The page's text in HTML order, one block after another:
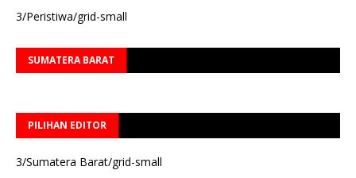
3/Peristiwa/grid-small
SUMATERA BARAT
PILIHAN EDITOR
3/Sumatera Barat/grid-small